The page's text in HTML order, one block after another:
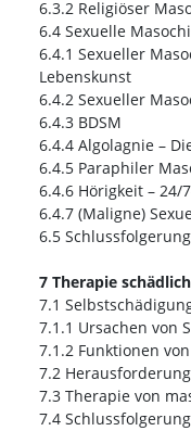
6.3.2 Religiöser
6.4 Sexuelle
6.4.1 Sexueller
Lebenskunst
6.4.2 Sexueller
6.4.3 BDSM
6.4.4 Algolagnie –
6.4.5 Paraphiler
6.4.6 Hörigkeit – 24/
6.4.7 (Maligne)
6.5 Schlussfolgerung
7 Therapie
7.1
7.1.1 Ursachen von
7.1.2 Funktionen
7.2
7.3 Therapie von
7.4 Schlussfolgerung